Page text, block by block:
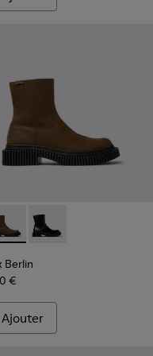
hautes en nubuck
Bottines en nubuck noir
Berlin - K300525-002 -
Pix Berlin -
Berlin
€
Ajouter